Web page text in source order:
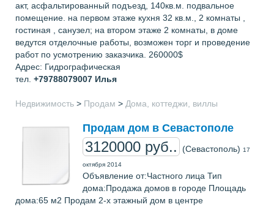
акт, асфальтированный подъезд, 140кв.м. подвальное
помещение. на первом этаже кухня 32 кв.м., 2 комнаты ,
гостиная , санузел; на втором этаже 2 комнаты, в доме
ведутся отделочные работы, возможен торг и проведение
работ по усмотрению заказчика. 260000$
Адрес: Гидрографическая
тел. +79788079007 Илья
Недвижимость > Продам > Дома, коттеджи, виллы
Продам дом в Севастополе
3120000 руб.. (Севастополь) 17
октября 2014
Объявление от:Частного лица Тип
дома:Продажа домов в городе Площадь
дома:65 м2 Продам 2-х этажный дом в центре